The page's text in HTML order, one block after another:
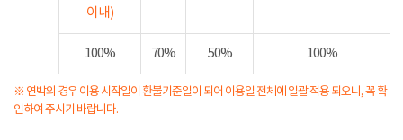
이내)
100% 70% 50% 100%
※ 연박의 경우 이용 시작일이 환불기준일이 되어 이용일 전체에 일괄 적용 되오니, 꼭 확
인하여 주시기 바랍니다.